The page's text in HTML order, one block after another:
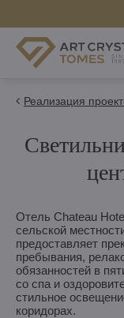
Реализация
Отель Chateau
сельской
предоставляет
пребывания,
обязанностей в
со спа и
стильное
коридорах.